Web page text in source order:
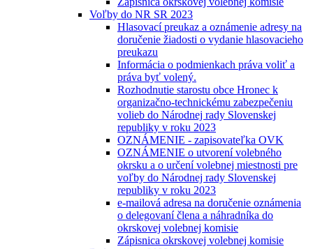
Voľby do NR SR 2023
Hlasovací preukaz a oznámenie adresy na
doručenie žiadosti o vydanie hlasovacieho
preukazu
Informácia o podmienkach práva voliť a
práva byť volený.
Rozhodnutie starostu obce Hronec k
organizačno-technickému zabezpečeniu
volieb do Národnej rady Slovenskej
republiky v roku 2023
OZNÁMENIE - zapisovateľka OVK
OZNÁMENIE o utvorení volebného
okrsku a o určení volebnej miestnosti pre
voľby do Národnej rady Slovenskej
republiky v roku 2023
e-mailová adresa na doručenie oznámenia
o delegovaní člena a náhradníka do
okrskovej volebnej komisie
Zápisnica okrskovej volebnej komisie